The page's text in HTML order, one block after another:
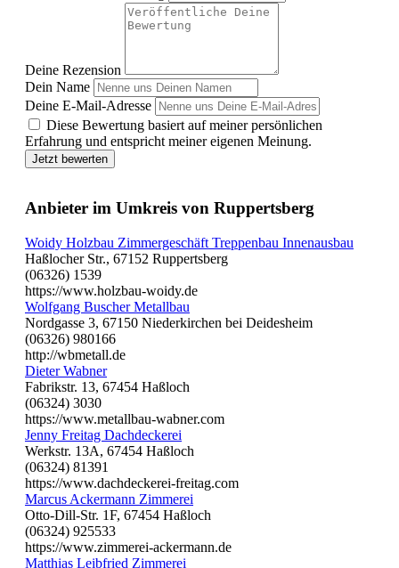
Deine Rezension
Dein Name
Deine E-Mail-Adresse
Diese Bewertung basiert auf meiner persönlichen
Erfahrung und entspricht meiner eigenen Meinung.
Jetzt bewerten
Anbieter im Umkreis von Ruppertsberg
Woidy Holzbau Zimmergeschäft Treppenbau Innenausbau
Haßlocher Str., 67152 Ruppertsberg
(06326) 1539
https://www.holzbau-woidy.de
Wolfgang Buscher Metallbau
Nordgasse 3, 67150 Niederkirchen bei Deidesheim
(06326) 980166
http://wbmetall.de
Dieter Wabner
Fabrikstr. 13, 67454 Haßloch
(06324) 3030
https://www.metallbau-wabner.com
Jenny Freitag Dachdeckerei
Werkstr. 13A, 67454 Haßloch
(06324) 81391
https://www.dachdeckerei-freitag.com
Marcus Ackermann Zimmerei
Otto-Dill-Str. 1F, 67454 Haßloch
(06324) 925533
https://www.zimmerei-ackermann.de
Matthias Leibfried Zimmerei